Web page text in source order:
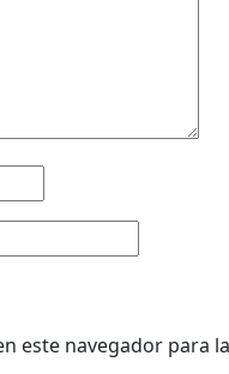
este navegador para